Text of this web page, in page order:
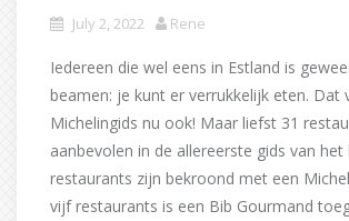
July 2, 2022 Rene
Iedereen die wel eens in Estland is
beamen: je kunt er verrukkelijk eten. Dat
Michelingids nu ook! Maar liefst 31
aanbevolen in de allereerste gids van het
restaurants zijn bekroond met een
vijf restaurants is een Bib Gourmand